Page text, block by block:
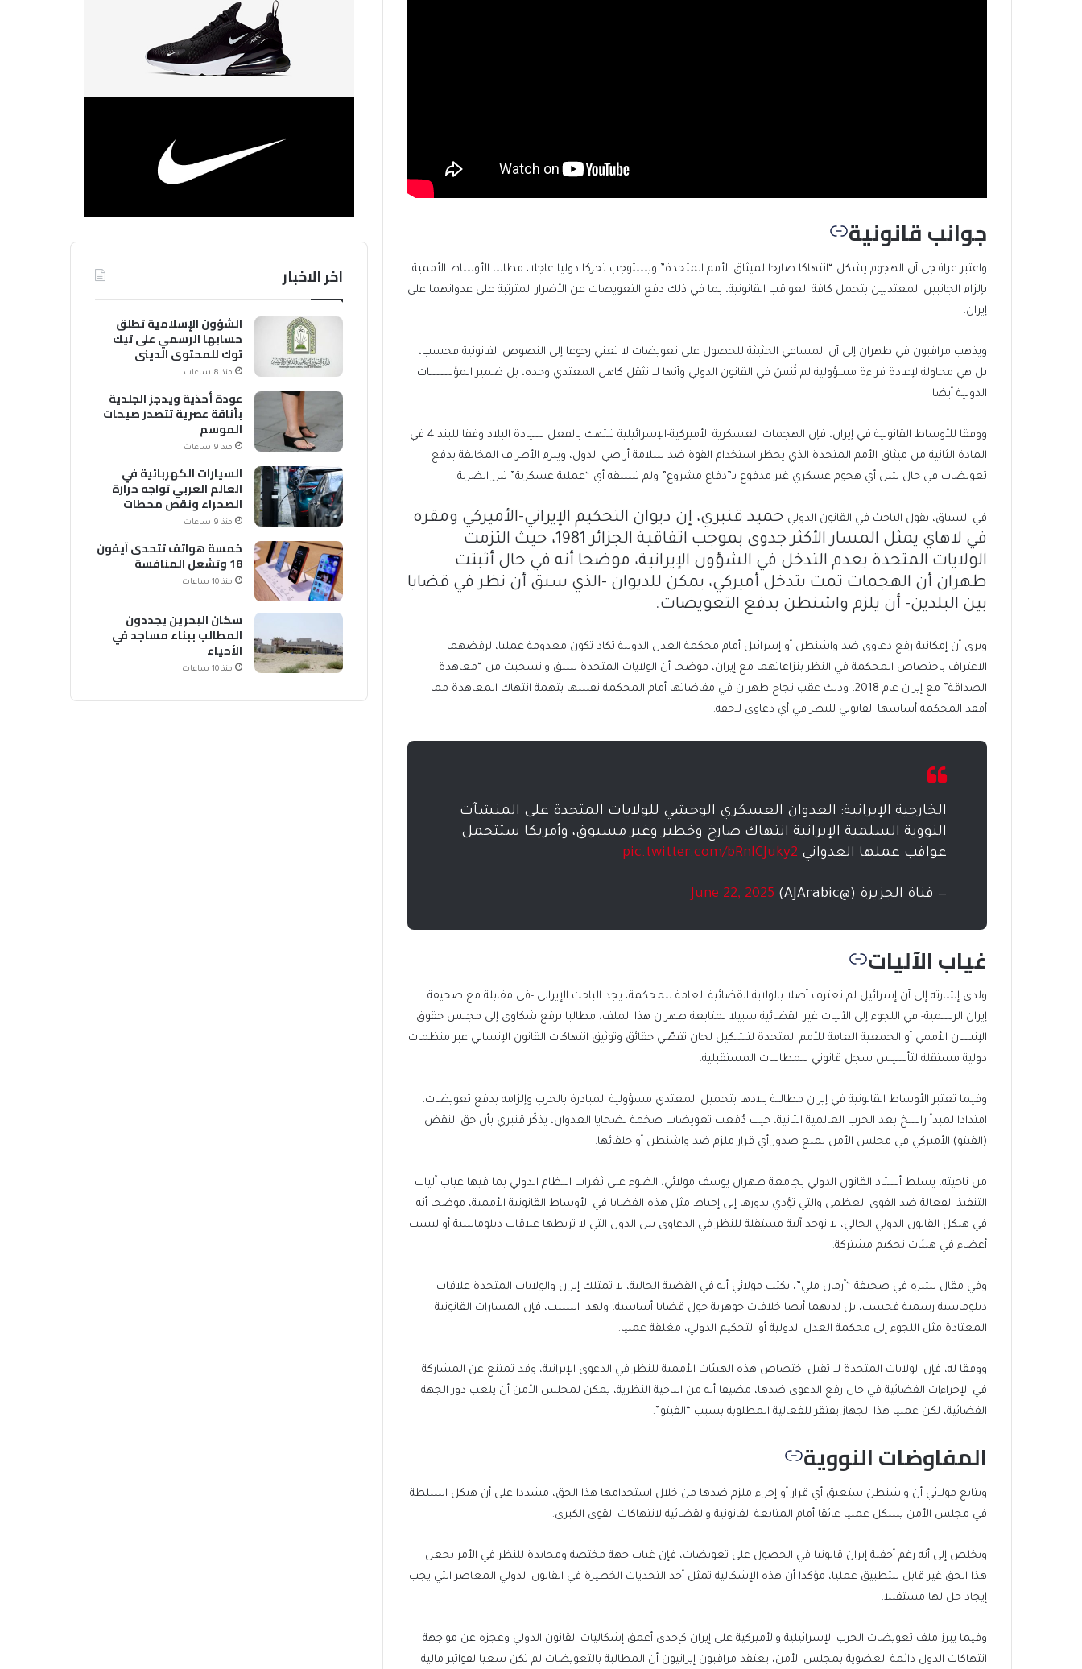
جوانب قانونية
واعتبر عراقجي أن الهجوم يشكل “انتهاكا صارخا لميثاق الأمم المتحدة” ويستوجب تحركا دوليا عاجلا، مطالبا الأوساط الأممية
بإلزام الجانبين المعتديين بتحمل كافة العواقب القانونية، بما في ذلك دفع التعويضات عن الأضرار المترتبة على عدوانهما على
إيران.
ويذهب مراقبون في طهران إلى أن المساعي الحثيثة للحصول على تعويضات لا تعني رجوعا إلى النصوص القانونية فحسب،
بل هي محاولة لإعادة قراءة مسؤولية لم تُنسَ في القانون الدولي وأنها لا تثقل كاهل المعتدي وحده، بل ضمير المؤسسات
الدولية أيضا.
ووفقا للأوساط القانونية في إيران، فإن الهجمات العسكرية الأميركية-الإسرائيلية تنتهك بالفعل سيادة البلاد وفقا للبند 4 في
المادة الثانية من ميثاق الأمم المتحدة الذي يحظر استخدام القوة ضد سلامة أراضي الدول، ويلزم الأطراف المخالفة بدفع
تعويضات في حال شن أي هجوم عسكري غير مدفوع بـ”دفاع مشروع” ولم تسبقه أي “عملية عسكرية” تبرر الضربة.
في السياق، يقول الباحث في القانون الدولي حميد قنبري، إن ديوان التحكيم الإيراني-الأميركي ومقره
في لاهاي يمثل المسار الأكثر جدوى بموجب اتفاقية الجزائر 1981، حيث التزمت
الولايات المتحدة بعدم التدخل في الشؤون الإيرانية، موضحا أنه في حال أثبتت
طهران أن الهجمات تمت بتدخل أميركي، يمكن للديوان -الذي سبق أن نظر في قضايا
بين البلدين- أن يلزم واشنطن بدفع التعويضات.
ويرى أن إمكانية رفع دعاوى ضد واشنطن أو إسرائيل أمام محكمة العدل الدولية تكاد تكون معدومة عمليا، لرفضهما
الاعتراف باختصاص المحكمة في النظر بنزاعاتهما مع إيران، موضحا أن الولايات المتحدة سبق وانسحبت من “معاهدة
الصداقة” مع إيران عام 2018، وذلك عقب نجاح طهران في مقاضاتها أمام المحكمة نفسها بتهمة انتهاك المعاهدة مما
أفقد المحكمة أساسها القانوني للنظر في أي دعاوى لاحقة.
الخارجية الإيرانية: العدوان العسكري الوحشي للولايات المتحدة على المنشآت
النووية السلمية الإيرانية انتهاك صارخ وخطير وغير مسبوق، وأمريكا ستتحمل
عواقب عملها العدواني pic.twitter.com/bRnlCJuky2
— قناة الجزيرة (@AJArabic) June 22, 2025
غياب الآليات
ولدى إشارته إلى أن إسرائيل لم تعترف أصلا بالولاية القضائية العامة للمحكمة، يجد الباحث الإيراني -في مقابلة مع صحيفة
إيران الرسمية- في اللجوء إلى الآليات غير القضائية سبيلا لمتابعة طهران هذا الملف، مطالبا برفع شكاوى إلى مجلس حقوق
الإنسان الأممي أو الجمعية العامة للأمم المتحدة لتشكيل لجان تقصّي حقائق وتوثيق انتهاكات القانون الإنساني عبر منظمات
دولية مستقلة لتأسيس سجل قانوني للمطالبات المستقبلية.
وفيما تعتبر الأوساط القانونية في إيران مطالبة بلادها بتحميل المعتدي مسؤولية المبادرة بالحرب وإلزامه بدفع تعويضات،
امتدادا لمبدأ راسخ بعد الحرب العالمية الثانية، حيث دُفعت تعويضات ضخمة لضحايا العدوان، يذكّر قنبري بأن حق النقض
(الفيتو) الأميركي في مجلس الأمن يمنع صدور أي قرار ملزم ضد واشنطن أو حلفائها.
من ناحيته، يسلط أستاذ القانون الدولي بجامعة طهران يوسف مولائي، الضوء على ثغرات النظام الدولي بما فيها غياب آليات
التنفيذ الفعالة ضد القوى العظمى والتي تؤدي بدورها إلى إحباط مثل هذه القضايا في الأوساط القانونية الأممية، موضحا أنه
في هيكل القانون الدولي الحالي، لا توجد آلية مستقلة للنظر في الدعاوى بين الدول التي لا تربطها علاقات دبلوماسية أو ليست
أعضاء في هيئات تحكيم مشتركة.
وفي مقال نشره في صحيفة “آرمان ملي”، يكتب مولائي أنه في القضية الحالية، لا تمتلك إيران والولايات المتحدة علاقات
دبلوماسية رسمية فحسب، بل لديهما أيضا خلافات جوهرية حول قضايا أساسية، ولهذا السبب، فإن المسارات القانونية
المعتادة مثل اللجوء إلى محكمة العدل الدولية أو التحكيم الدولي، مغلقة عمليا.
ووفقا له، فإن الولايات المتحدة لا تقبل اختصاص هذه الهيئات الأممية للنظر في الدعوى الإيرانية، وقد تمتنع عن المشاركة
في الإجراءات القضائية في حال رفع الدعوى ضدها، مضيفا أنه من الناحية النظرية، يمكن لمجلس الأمن أن يلعب دور الجهة
القضائية، لكن عمليا هذا الجهاز يفتقر للفعالية المطلوبة بسبب “الفيتو”.
المفاوضات النووية
ويتابع مولائي أن واشنطن ستعيق أي قرار أو إجراء ملزم ضدها من خلال استخدامها هذا الحق، مشددا على أن هيكل السلطة
في مجلس الأمن يشكل عمليا عائقا أمام المتابعة القانونية والقضائية لانتهاكات القوى الكبرى.
ويخلص إلى أنه رغم أحقية إيران قانونيا في الحصول على تعويضات، فإن غياب جهة مختصة ومحايدة للنظر في الأمر يجعل
هذا الحق غير قابل للتطبيق عمليا، مؤكدا أن هذه الإشكالية تمثل أحد التحديات الخطيرة في القانون الدولي المعاصر التي يجب
إيجاد حل لها مستقبلا.
وفيما يبرز ملف تعويضات الحرب الإسرائيلية والأميركية على إيران كإحدى أعمق إشكاليات القانون الدولي وعجزه عن مواجهة
انتهاكات الدول دائمة العضوية بمجلس الأمن، يعتقد مراقبون إيرانيون أن المطالبة بالتعويضات لم تكن سعيا لفواتير مالية
اخر الاخبار
الشؤون الإسلامية تطلق
حسابها الرسمي على تيك
توك للمحتوى الديني
منذ 8 ساعات
عودة أحذية ويدجز الجلدية
بأناقة عصرية تتصدر صيحات
الموسم
منذ 9 ساعات
السيارات الكهربائية في
العالم العربي تواجه حرارة
الصحراء ونقص محطات
الشحن
منذ 9 ساعات
خمسة هواتف تتحدى آيفون
18 وتشعل المنافسة
منذ 10 ساعات
سكان البحرين يجددون
المطالب ببناء مساجد في
الأحياء
منذ 10 ساعات